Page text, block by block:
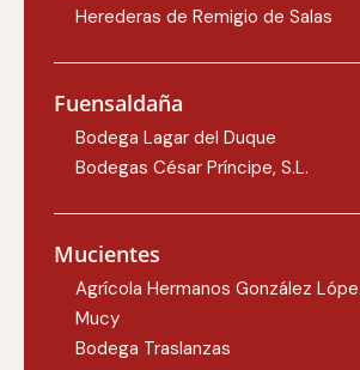
Herederas de Remigio de Salas
Fuensaldaña
Bodega Lagar del Duque
Bodegas César Príncipe, S.L.
Mucientes
Agrícola Hermanos González
Mucy
Bodega Traslanzas